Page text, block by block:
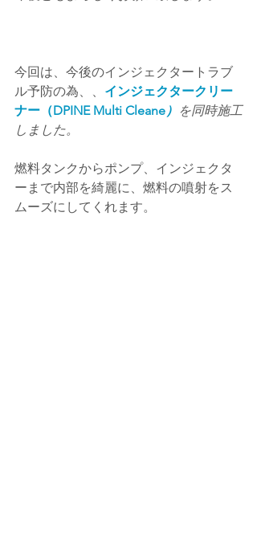
今回は、今後のインジェクタートラブ
ル予防の為、、 インジェクタークリー
ナー（DPINE Multi Cleane ） を同時施工
しました。
燃料タンクからポンプ、インジェクタ
ーまで内部を綺麗に、燃料の噴射をス
ムーズにしてくれます。